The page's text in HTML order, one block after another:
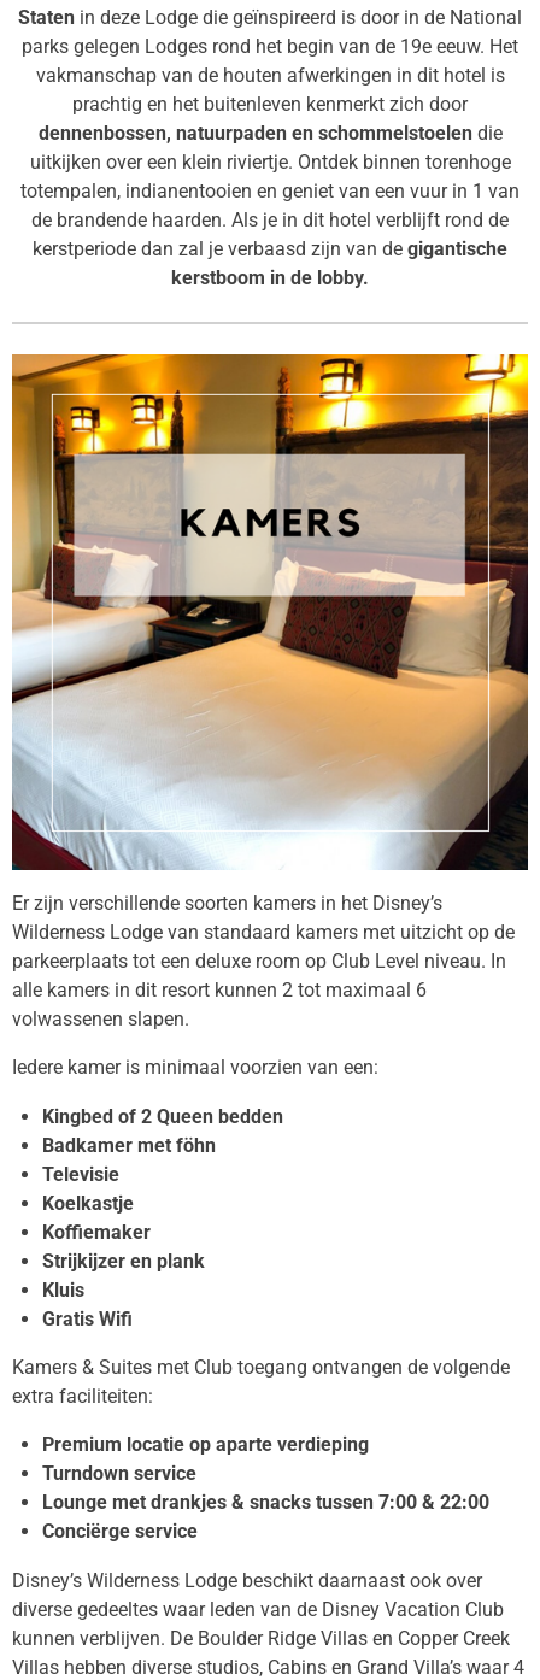
Staten in deze Lodge die geïnspireerd is door in de National
parks gelegen Lodges rond het begin van de 19e eeuw. Het
vakmanschap van de houten afwerkingen in dit hotel is
prachtig en het buitenleven kenmerkt zich door
dennenbossen, natuurpaden en schommelstoelendie
uitkijken over een klein riviertje. Ontdek binnen torenhoge
totempalen, indianentooien en geniet van een vuur in 1 van
de brandende haarden. Als je in dit hotel verblijft rond de
kerstperiode dan zal je verbaasd zijn van de gigantische
kerstboom in de lobby.
Er zijn verschillende soorten kamers in het Disney’s
Wilderness Lodge van standaard kamers met uitzicht op de
parkeerplaats tot een deluxe room op Club Level niveau. In
alle kamers in dit resort kunnen 2 tot maximaal 6
volwassenen slapen.
Iedere kamer is minimaal voorzien van een:
Kingbed of 2 Queen bedden
Badkamer met föhn
Televisie
Koelkastje
Koffiemaker
Strijkijzer en plank
Kluis
Gratis Wifi
Kamers & Suites met Club toegang ontvangen de volgende
extra faciliteiten:
Premium locatie op aparte verdieping
Turndown service
Lounge met drankjes & snacks tussen 7:00 & 22:00
Conciërge service
Disney’s Wilderness Lodge beschikt daarnaast ook over
diverse gedeeltes waar leden van de Disney Vacation Club
kunnen verblijven. De Boulder Ridge Villas en Copper Creek
Villas hebben diverse studios, Cabins en Grand Villa’s waar 4